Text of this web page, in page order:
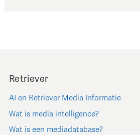
Retriever
AI en Retriever Media Informatie
Wat is media intelligence?
Wat is een mediadatabase?